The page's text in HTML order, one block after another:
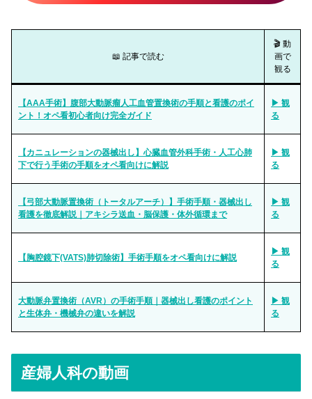
📖 記事で読む
🎬 動
画で
観る
【AAA手術】腹部大動脈瘤人工血管置換術の手順と看護のポイ
ント！オペ看初心者向け完全ガイド
▶ 観
る
【カニュレーションの器械出し】心臓血管外科手術・人工心肺
下で行う手術の手順をオペ看向けに解説
▶ 観
る
【弓部大動脈置換術（トータルアーチ）】手術手順・器械出し
看護を徹底解説｜アキシラ送血・脳保護・体外循環まで
▶ 観
る
【胸腔鏡下(VATS)肺切除術】手術手順をオペ看向けに解説
▶ 観
る
大動脈弁置換術（AVR）の手術手順｜器械出し看護のポイント
と生体弁・機械弁の違いを解説
▶ 観
る
産婦人科の動画